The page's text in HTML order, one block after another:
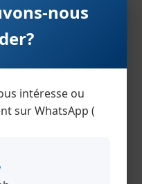
nous
intéresse ou
sur WhatsApp (